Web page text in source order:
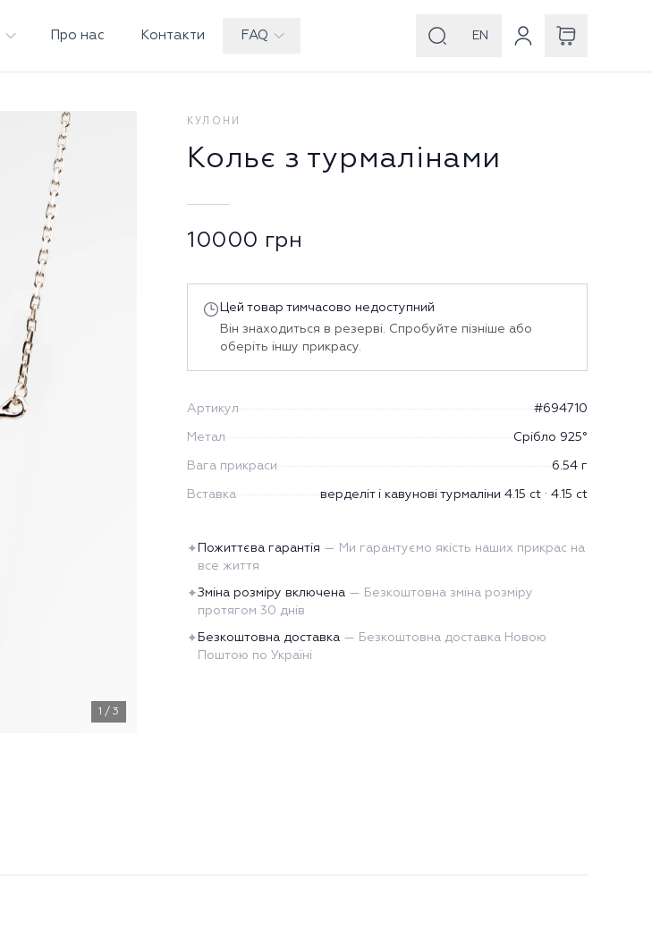
Про нас Контакти FAQ EN
1 / 3
КУЛОНИ
Кольє з турмалінами
10000 грн
Цей товар тимчасово недоступний
Він знаходиться в резерві. Спробуйте пізніше або
оберіть іншу прикрасу.
Артикул #694710
Метал Срібло 925°
Вага прикраси 6.54 г
Вставка верделіт і кавунові турмаліни 4.15 ct · 4.15 ct
✦ Пожиттєва гарантія — Ми гарантуємо якість наших прикрас на
все життя
✦Зміна розміру включена — Безкоштовна зміна розміру
протягом 30 днів
✦ Безкоштовна доставка — Безкоштовна доставка Новою
Поштою по Україні